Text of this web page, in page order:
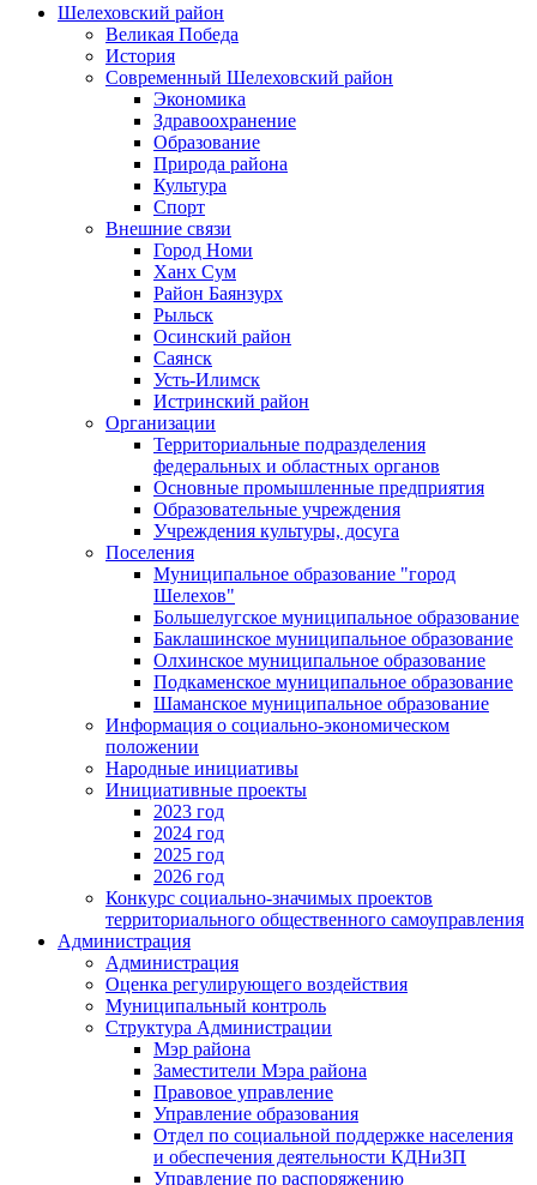
Шелеховский район
Великая Победа
История
Современный Шелеховский район
Экономика
Здравоохранение
Образование
Природа района
Культура
Спорт
Внешние связи
Город Номи
Ханх Сум
Район Баянзурх
Рыльск
Осинский район
Саянск
Усть-Илимск
Истринский район
Организации
Территориальные подразделения
федеральных и областных органов
Основные промышленные предприятия
Образовательные учреждения
Учреждения культуры, досуга
Поселения
Муниципальное образование "город
Шелехов"
Большелугское муниципальное образование
Баклашинское муниципальное образование
Олхинское муниципальное образование
Подкаменское муниципальное образование
Шаманское муниципальное образование
Информация о социально-экономическом
положении
Народные инициативы
Инициативные проекты
2023 год
2024 год
2025 год
2026 год
Конкурс социально-значимых проектов
территориального общественного самоуправления
Администрация
Администрация
Оценка регулирующего воздействия
Муниципальный контроль
Структура Администрации
Мэр района
Заместители Мэра района
Правовое управление
Управление образования
Отдел по социальной поддержке населения
и обеспечения деятельности КДНиЗП
Управление по распоряжению